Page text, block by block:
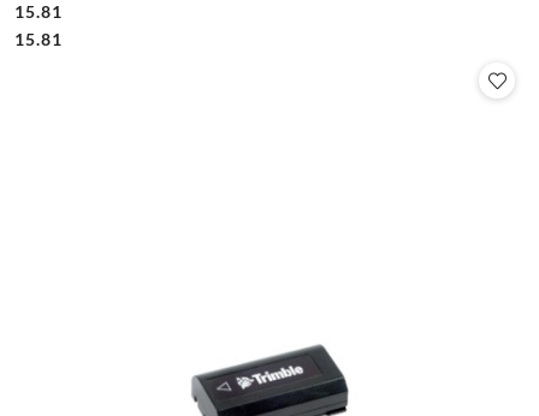
Cena:
15.81
Cena:
15.81